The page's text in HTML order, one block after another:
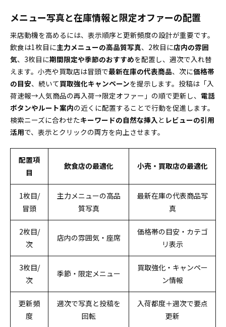
メニュー写真と在庫情報と限定オファーの配置
来店動機を高めるには、表示順序と更新頻度の設計が重要です。
飲食は1枚目に主力メニューの高品質写真、2枚目に店内の雰囲
気、3枚目に期間限定や季節のおすすめを配置し、週次で入れ替
えます。小売や買取店は冒頭で最新在庫の代表商品、次に価格帯
の目安、続いて買取強化キャンペーンを提示します。投稿は「入
荷速報→人気商品の再入荷→限定オファー」の順で更新し、 電話
ボタンやルート案内の近くに配置することで行動を促進します。
検索ニーズに合わせたキーワードの自然な挿入と レビューの引用
活用で、表示とクリックの両方を向上させます。
配置項
目
飲食店の最適化 小売・買取店の最適化
1枚目/
冒頭
主力メニューの高品
質写真
最新在庫の代表商品写
真
2枚目/
次
店内の雰囲気・座席
価格帯の目安・カテゴ
リ表示
3枚目/
次
季節・限定メニュー
買取強化・キャンペー
ン情報
更新頻
度
週次で写真と投稿を
回転
入荷都度＋週次で要点
更新